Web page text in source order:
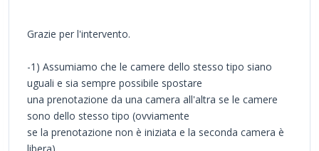
Grazie per l'intervento.
-1) Assumiamo che le camere dello stesso tipo siano
uguali e sia sempre possibile spostare
una prenotazione da una camera all'altra se le camere
sono dello stesso tipo (ovviamente
se la prenotazione non è iniziata e la seconda camera è
libera).